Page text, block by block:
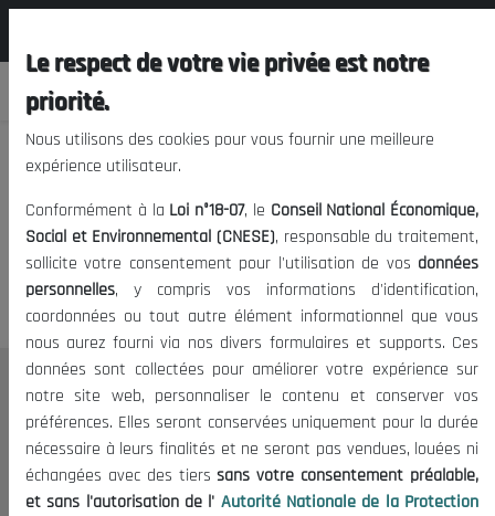
Nous vous prions de nous
excuser, mais l'accès à ce
contenu est restreint.
Le CNESE
A Propos
Le président
Organisation
Le respect de votre vie privée est notre
priorité.
Nous utilisons des cookies pour vous fournir une meilleure
expérience utilisateur.
Conformément à la Loi n°18-07, le Conseil National Économique,
Social et Environnemental (CNESE), responsable du traitement,
sollicite votre consentement pour l'utilisation de vos données
personnelles, y compris vos informations d'identification,
coordonnées ou tout autre élément informationnel que vous
nous aurez fourni via nos divers formulaires et supports. Ces
données sont collectées pour améliorer votre expérience sur
notre site web, personnaliser le contenu et conserver vos
préférences. Elles seront conservées uniquement pour la durée
nécessaire à leurs finalités et ne seront pas vendues, louées ni
échangées avec des tierssans votre consentement préalable,
et sans l'autorisation de l' Autorité Nationale de la Protection